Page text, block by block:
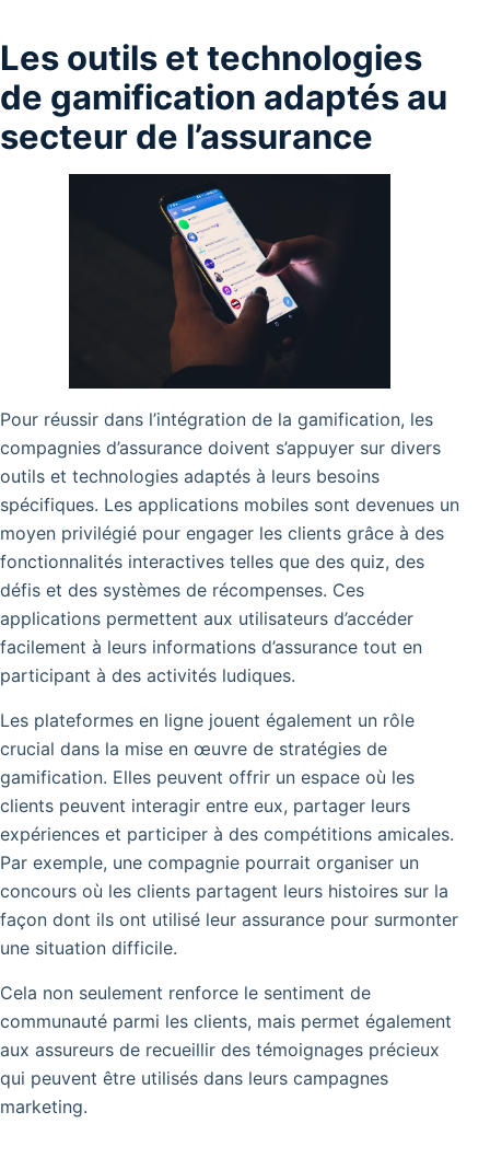
Les outils et technologies
de gamification adaptés au
secteur de l’assurance
Pour réussir dans l’intégration de la gamification, les
compagnies d’assurance doivent s’appuyer sur divers
outils et technologies adaptés à leurs besoins
spécifiques. Les applications mobiles sont devenues un
moyen privilégié pour engager les clients grâce à des
fonctionnalités interactives telles que des quiz, des
défis et des systèmes de récompenses. Ces
applications permettent aux utilisateurs d’accéder
facilement à leurs informations d’assurance tout en
participant à des activités ludiques.
Les plateformes en ligne jouent également un rôle
crucial dans la mise en œuvre de stratégies de
gamification. Elles peuvent offrir un espace où les
clients peuvent interagir entre eux, partager leurs
expériences et participer à des compétitions amicales.
Par exemple, une compagnie pourrait organiser un
concours où les clients partagent leurs histoires sur la
façon dont ils ont utilisé leur assurance pour surmonter
une situation difficile.
Cela non seulement renforce le sentiment de
communauté parmi les clients, mais permet également
aux assureurs de recueillir des témoignages précieux
qui peuvent être utilisés dans leurs campagnes
marketing.